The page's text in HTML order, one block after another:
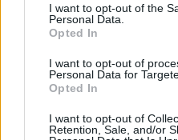
I want to opt-out of the
Personal Data.
Opted In
I want to opt-out of
Personal Data for
Opted In
I want to opt-out of
Retention, Sale, and/or
szerző, Schunda Vencel
József (1845-1923)
származású
hangszergyáros és
zeneműkiadó által
10.000-ik czimbalom
Schunda V. József: A
czimbalom története. A
József (1845-1923)
Kikiáltási ár:8 000Ft